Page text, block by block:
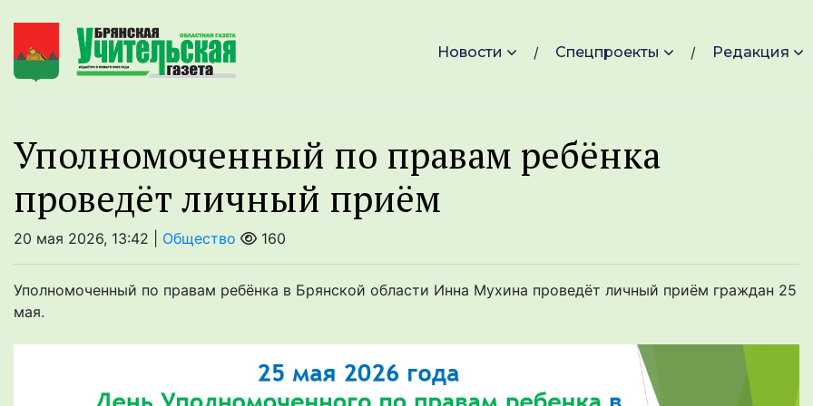
Новости Спецпроекты Редакция
Уполномоченный по правам ребёнка
проведёт личный приём
20 мая 2026, 13:42 | Общество 160
Уполномоченный по правам ребёнка в Брянской области Инна Мухина проведёт личный приём граждан 25
мая.